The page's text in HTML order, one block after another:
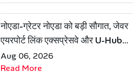
नोएडा-ग्रेटर नोएडा को बड़ी सौगात, जेवर
एयरपोर्ट लिंक एक्सप्रेसवे और U-Hub
प्रोजेक्ट को मिली मंजूरी
Aug 06, 2026
Read More